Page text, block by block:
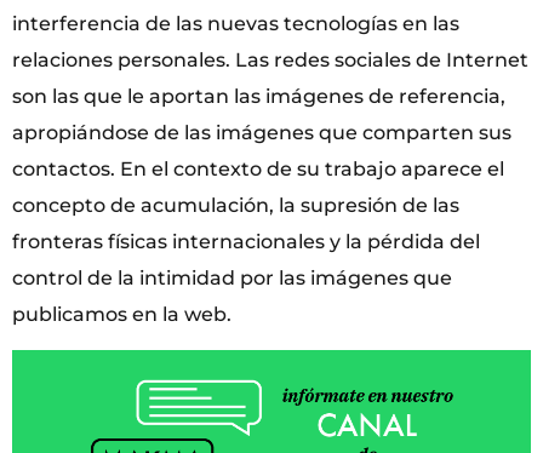
interferencia de las nuevas tecnologías en las
relaciones personales. Las redes sociales de Internet
son las que le aportan las imágenes de referencia,
apropiándose de las imágenes que comparten sus
contactos. En el contexto de su trabajo aparece el
concepto de acumulación, la supresión de las
fronteras físicas internacionales y la pérdida del
control de la intimidad por las imágenes que
publicamos en la web.